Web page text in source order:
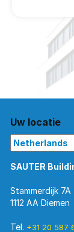
Uw locatie
SAUTER
Stammerdijk 7A
1112 AA Diemen
Tel. +31 20 587